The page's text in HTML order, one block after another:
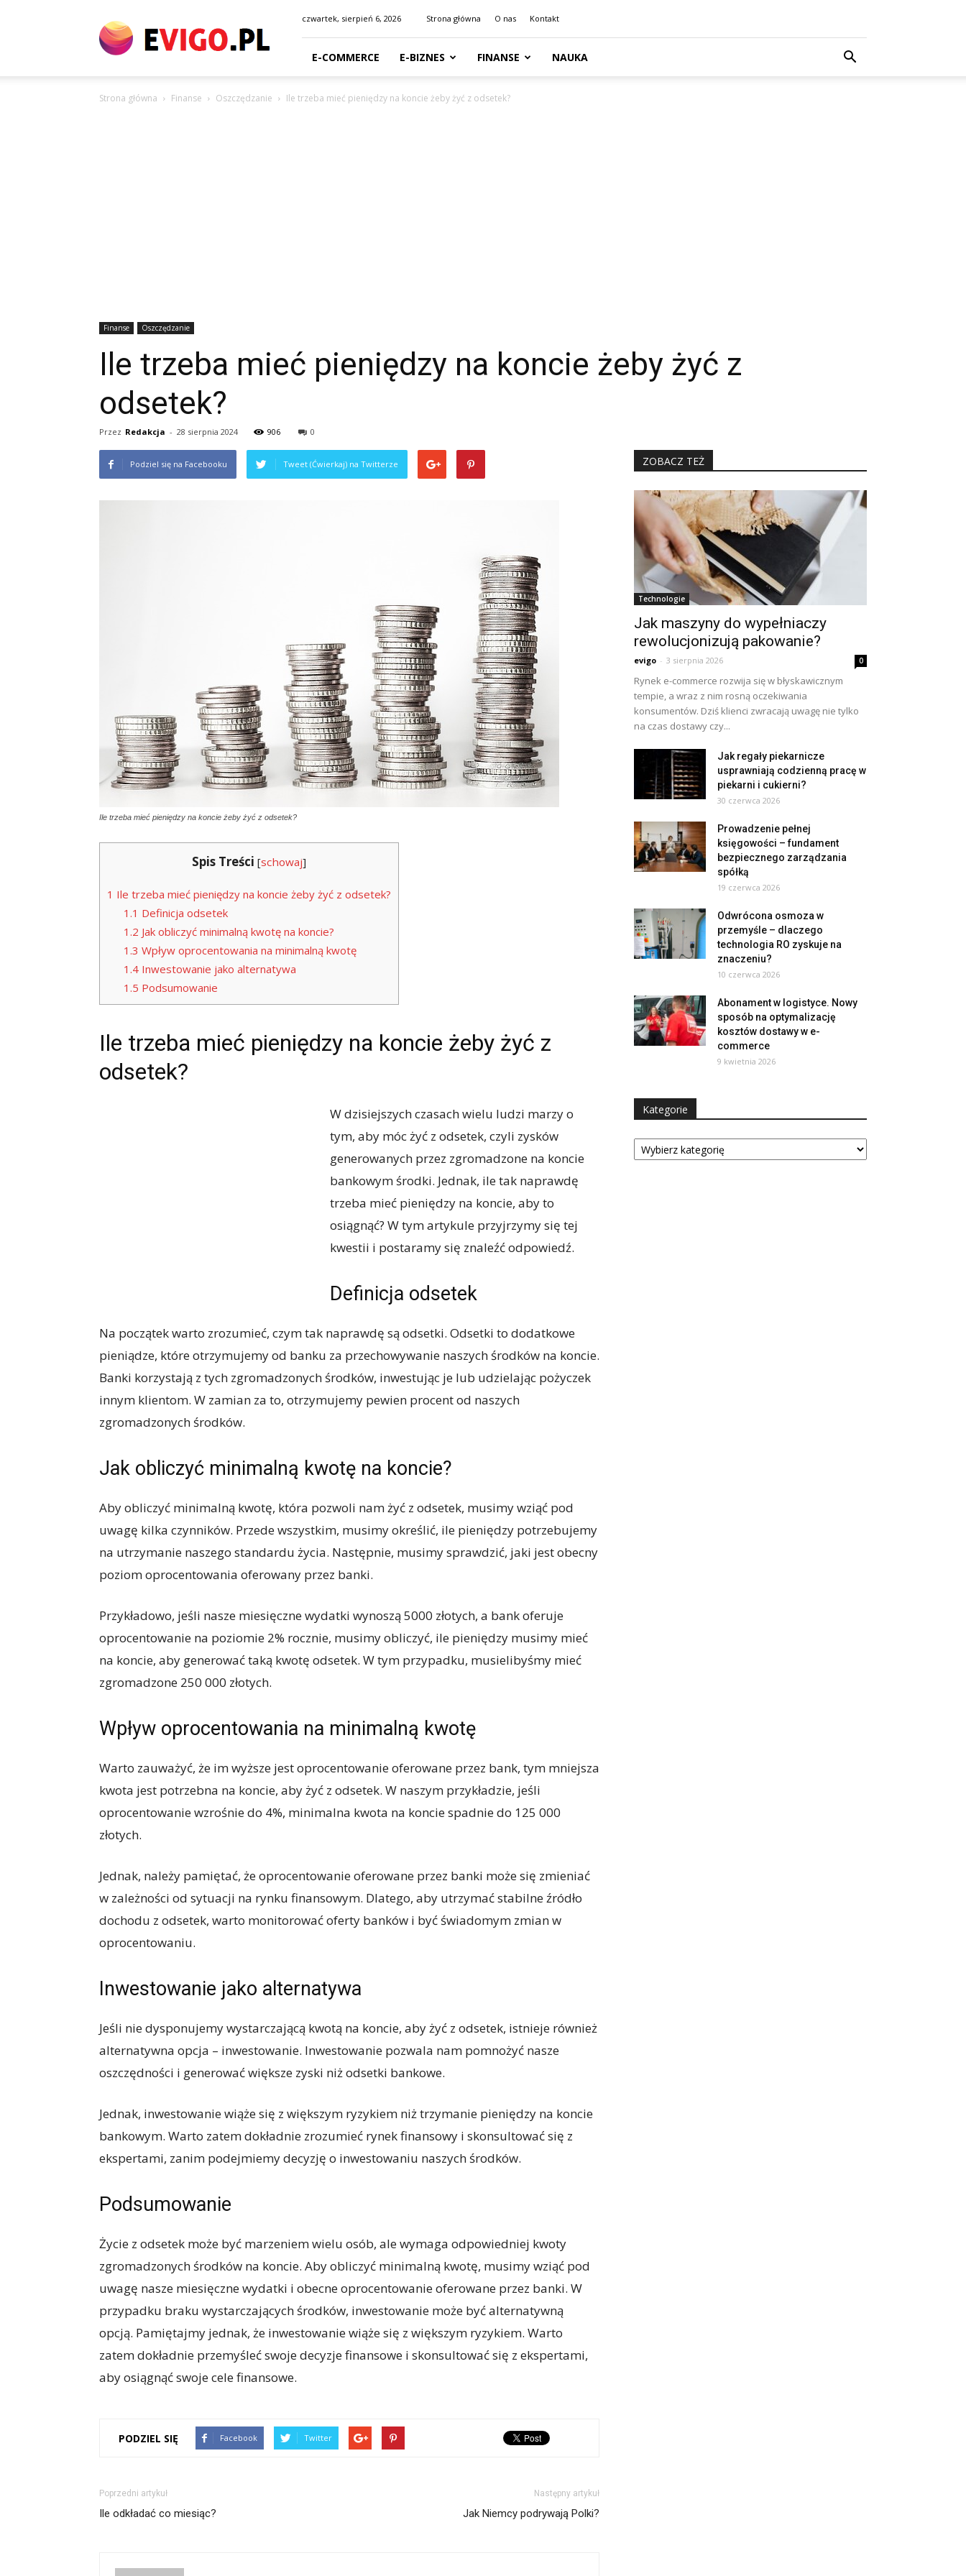
czwartek, sierpień 6, 2026 Strona główna O nas Kontakt
E-COMMERCE E-BIZNES FINANSE NAUKA
Strona główna Finanse Oszczędzanie Ile trzeba mieć pieniędzy na koncie żeby żyć z odsetek?
Finanse Oszczędzanie
Ile trzeba mieć pieniędzy na koncie żeby żyć z
odsetek?
Przez Redakcja - 28 sierpnia 2024 906 0
Podziel się na Facebooku Tweet (Ćwierkaj) na Twitterze
Ile trzeba mieć pieniędzy na koncie żeby żyć z odsetek?
Spis Treści [schowaj]
1 Ile trzeba mieć pieniędzy na koncie żeby żyć z odsetek?
1.1 Definicja odsetek
1.2 Jak obliczyć minimalną kwotę na koncie?
1.3 Wpływ oprocentowania na minimalną kwotę
1.4Inwestowanie jako alternatywa
1.5 Podsumowanie
Ile trzeba mieć pieniędzy na koncie żeby żyć z
odsetek?
W dzisiejszych czasach wielu ludzi marzy o
tym, aby móc żyć z odsetek, czyli zysków
generowanych przez zgromadzone na koncie
bankowym środki. Jednak, ile tak naprawdę
trzeba mieć pieniędzy na koncie, aby to
osiągnąć? W tym artykule przyjrzymy się tej
kwestii i postaramy się znaleźć odpowiedź.
Definicja odsetek
Na początek warto zrozumieć, czym tak naprawdę są odsetki. Odsetki to dodatkowe
pieniądze, które otrzymujemy od banku za przechowywanie naszych środków na koncie.
Banki korzystają z tych zgromadzonych środków, inwestując je lub udzielając pożyczek
innym klientom. W zamian za to, otrzymujemy pewien procent od naszych
zgromadzonych środków.
Jak obliczyć minimalną kwotę na koncie?
Aby obliczyć minimalną kwotę, która pozwoli nam żyć z odsetek, musimy wziąć pod
uwagę kilka czynników. Przede wszystkim, musimy określić, ile pieniędzy potrzebujemy
na utrzymanie naszego standardu życia. Następnie, musimy sprawdzić, jaki jest obecny
poziom oprocentowania oferowany przez banki.
Przykładowo, jeśli nasze miesięczne wydatki wynoszą 5000 złotych, a bank oferuje
oprocentowanie na poziomie 2% rocznie, musimy obliczyć, ile pieniędzy musimy mieć
na koncie, aby generować taką kwotę odsetek. W tym przypadku, musielibyśmy mieć
zgromadzone 250 000 złotych.
Wpływ oprocentowania na minimalną kwotę
Warto zauważyć, że im wyższe jest oprocentowanie oferowane przez bank, tym mniejsza
kwota jest potrzebna na koncie, aby żyć z odsetek. W naszym przykładzie, jeśli
oprocentowanie wzrośnie do 4%, minimalna kwota na koncie spadnie do 125 000
złotych.
Jednak, należy pamiętać, że oprocentowanie oferowane przez banki może się zmieniać
w zależności od sytuacji na rynku finansowym. Dlatego, aby utrzymać stabilne źródło
dochodu z odsetek, warto monitorować oferty banków i być świadomym zmian w
oprocentowaniu.
Inwestowanie jako alternatywa
Jeśli nie dysponujemy wystarczającą kwotą na koncie, aby żyć z odsetek, istnieje również
alternatywna opcja – inwestowanie. Inwestowanie pozwala nam pomnożyć nasze
oszczędności i generować większe zyski niż odsetki bankowe.
Jednak, inwestowanie wiąże się z większym ryzykiem niż trzymanie pieniędzy na koncie
bankowym. Warto zatem dokładnie zrozumieć rynek finansowy i skonsultować się z
ekspertami, zanim podejmiemy decyzję o inwestowaniu naszych środków.
Podsumowanie
Życie z odsetek może być marzeniem wielu osób, ale wymaga odpowiedniej kwoty
zgromadzonych środków na koncie. Aby obliczyć minimalną kwotę, musimy wziąć pod
uwagę nasze miesięczne wydatki i obecne oprocentowanie oferowane przez banki. W
przypadku braku wystarczających środków, inwestowanie może być alternatywną
opcją. Pamiętajmy jednak, że inwestowanie wiąże się z większym ryzykiem. Warto
zatem dokładnie przemyśleć swoje decyzje finansowe i skonsultować się z ekspertami,
aby osiągnąć swoje cele finansowe.
PODZIEL SIĘ Facebook Twitter
Poprzedni artykuł
Ile odkładać co miesiąc?
Następny artykuł
Jak Niemcy podrywają Polki?
ZOBACZ TEŻ
Technologie
Jak maszyny do wypełniaczy
rewolucjonizują pakowanie?
evigo - 3 sierpnia 2026 0
Rynek e-commerce rozwija się w błyskawicznym
tempie, a wraz z nim rosną oczekiwania
konsumentów. Dziś klienci zwracają uwagę nie tylko
na czas dostawy czy...
Jak regały piekarnicze
usprawniają codzienną pracę w
piekarni i cukierni?
30 czerwca 2026
Prowadzenie pełnej
księgowości – fundament
bezpiecznego zarządzania
spółką
19 czerwca 2026
Odwrócona osmoza w
przemyśle – dlaczego
technologia RO zyskuje na
znaczeniu?
10 czerwca 2026
Abonament w logistyce. Nowy
sposób na optymalizację
kosztów dostawy w e-
commerce
9 kwietnia 2026
Kategorie
Kategorie